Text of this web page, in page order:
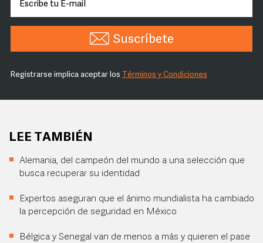
Suscríbete
Registrarse implica aceptar los Términos y Condiciones
LEE TAMBIÉN
Alemania, del campeón del mundo a una selección que
busca recuperar su identidad
Expertos aseguran que el ánimo mundialista ha cambiado
la percepción de seguridad en México
Bélgica y Senegal van de menos a más y quieren el pase